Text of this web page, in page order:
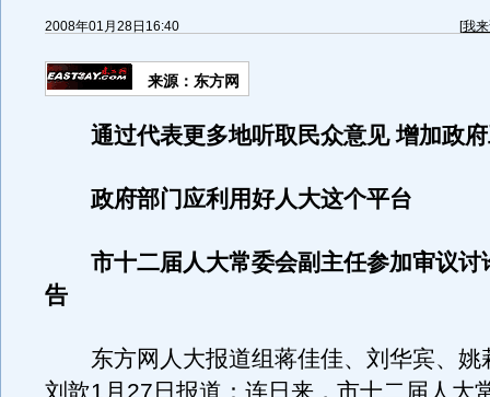
2008年01月28日16:40 [我
来源：东方网
通过代表更多地听取民众意见 增加政
政府部门应利用好人大这个平台
市十二届人大常委会副主任参加审议讨
告
东方网人大报道组蒋佳佳、刘华宾、姚
刘歆1月27日报道：连日来，市十二届人大